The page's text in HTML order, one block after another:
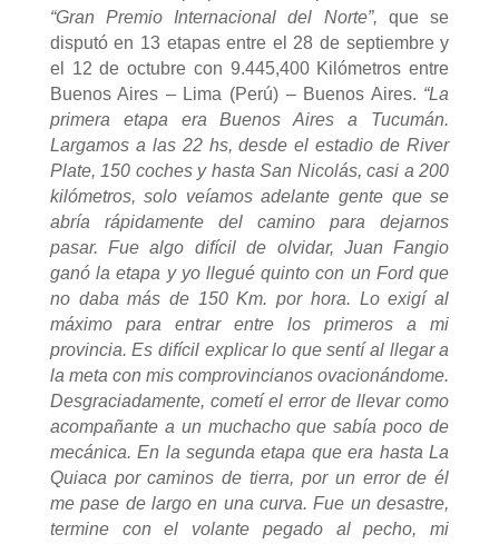
“Gran Premio Internacional del Norte”, que se
disputó en 13 etapas entre el 28 de septiembre y
el 12 de octubre con 9.445,400 Kilómetros entre
Buenos Aires – Lima (Perú) – Buenos Aires. “La
primera etapa era Buenos Aires a Tucumán.
Largamos a las 22 hs, desde el estadio de River
Plate, 150 coches y hasta San Nicolás, casi a 200
kilómetros, solo veíamos adelante gente que se
abría rápidamente del camino para dejarnos
pasar. Fue algo difícil de olvidar, Juan Fangio
ganó la etapa y yo llegué quinto con un Ford que
no daba más de 150 Km. por hora. Lo exigí al
máximo para entrar entre los primeros a mi
provincia. Es difícil explicar lo que sentí al llegar a
la meta con mis comprovincianos ovacionándome.
Desgraciadamente, cometí el error de llevar como
acompañante a un muchacho que sabía poco de
mecánica. En la segunda etapa que era hasta La
Quiaca por caminos de tierra, por un error de él
me pase de largo en una curva. Fue un desastre,
termine con el volante pegado al pecho, mi